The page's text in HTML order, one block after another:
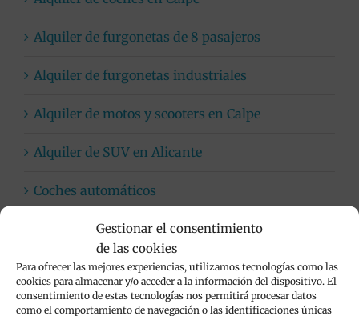
Gestionar el consentimiento
de las cookies
Para ofrecer las mejores experiencias, utilizamos tecnologías como las
cookies para almacenar y/o acceder a la información del dispositivo. El
consentimiento de estas tecnologías nos permitirá procesar datos
como el comportamiento de navegación o las identificaciones únicas
Alquiler de furgonetas de 8 pasajeros
Alquiler de furgonetas industriales
Alquiler de motos y scooters en Calpe
Alquiler de SUV en Alicante
Coches automáticos
Flota de vehículos de alquiler
Limpieza de vehículos
Viva Cars